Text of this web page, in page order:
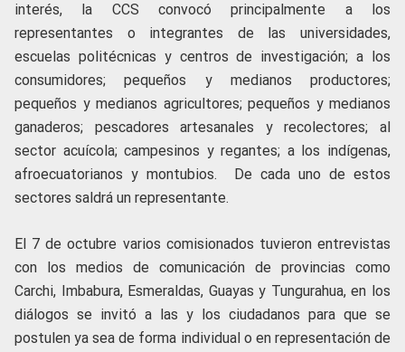
interés, la CCS convocó principalmente a los
representantes o integrantes de las universidades,
escuelas politécnicas y centros de investigación; a los
consumidores; pequeños y medianos productores;
pequeños y medianos agricultores; pequeños y medianos
ganaderos; pescadores artesanales y recolectores; al
sector acuícola; campesinos y regantes; a los indígenas,
afroecuatorianos y montubios. De cada uno de estos
sectores saldrá un representante.
El 7 de octubre varios comisionados tuvieron entrevistas
con los medios de comunicación de provincias como
Carchi, Imbabura, Esmeraldas, Guayas y Tungurahua, en los
diálogos se invitó a las y los ciudadanos para que se
postulen ya sea de forma individual o en representación de